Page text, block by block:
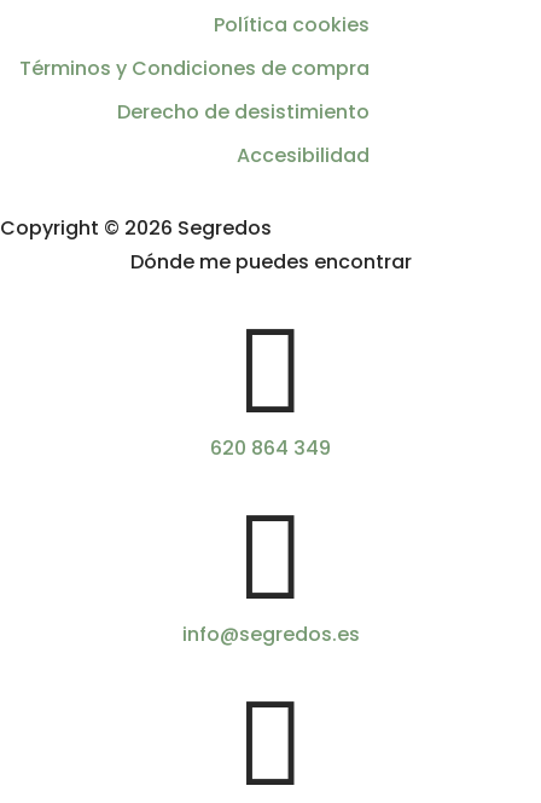
Política cookies
Términos y Condiciones de compra
Derecho de desistimiento
Accesibilidad
Copyright © 2026 Segredos
Dónde me puedes encontrar

620 864 349

info@segredos.es
